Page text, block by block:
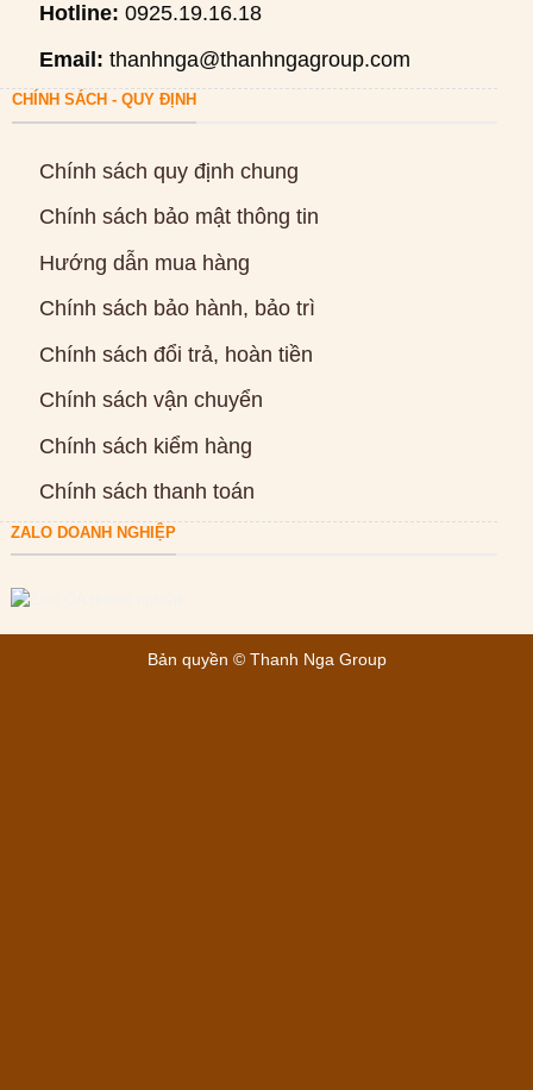
Hotline: 0925.19.16.18
Email: thanhnga@thanhngagroup.com
CHÍNH SÁCH - QUY ĐỊNH
Chính sách quy định chung
Chính sách bảo mật thông tin
Hướng dẫn mua hàng
Chính sách bảo hành, bảo trì
Chính sách đổi trả, hoàn tiền
Chính sách vận chuyển
Chính sách kiểm hàng
Chính sách thanh toán
ZALO DOANH NGHIỆP
Bản quyền © Thanh Nga Group